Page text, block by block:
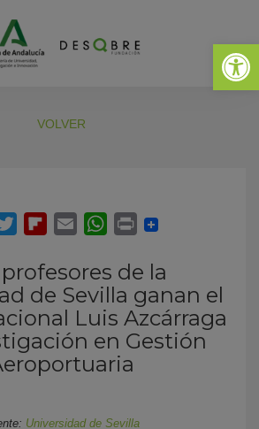
Abrir
VOLVER
de la
de Sevilla ganan el
Luis Azcárraga
en Gestión
Universidad de Sevilla